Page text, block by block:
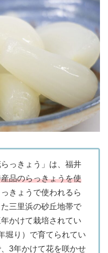
っきょう」は、福井
品のらっきょうを使
きょうで使われるら
三里浜の砂丘地帯で
かけて栽培されてい
堀り）で育てられてい
3年かけて花を咲かせ